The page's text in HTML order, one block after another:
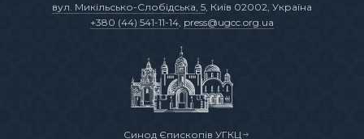
вул. Микільсько-Слобідська, 5, Київ 02002, Україна
+380 (44) 541-11-14, press@ugcc.org.ua
Синод Єпископів УГКЦ